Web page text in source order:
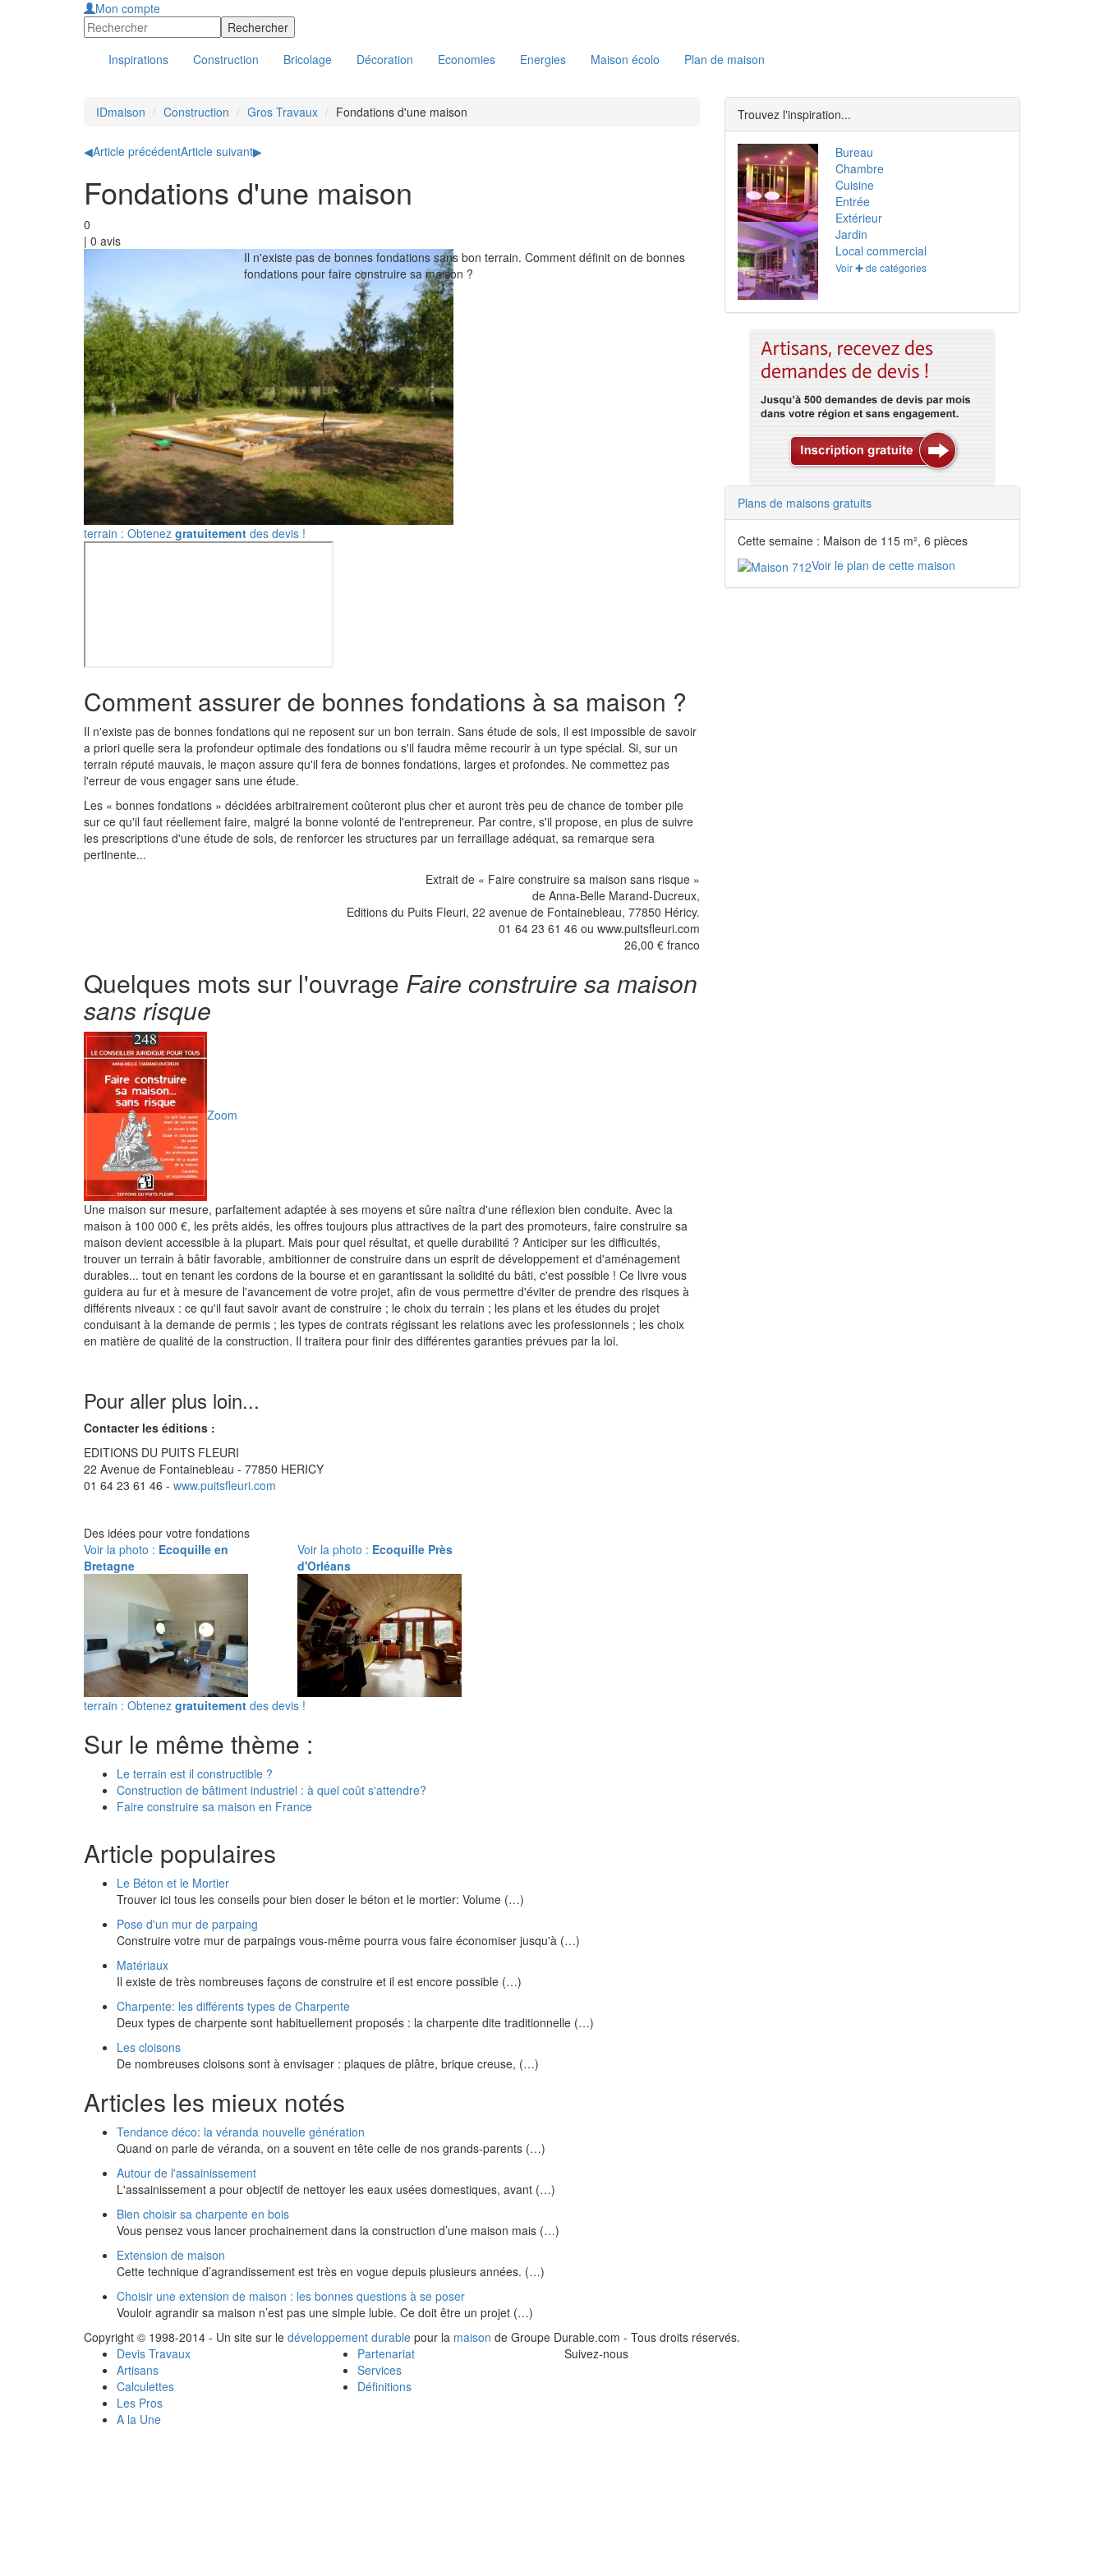
Mon compte
Inspirations Construction Bricolage Décoration Economies Energies Maison écolo Plan de maison
IDmaison Construction Gros Travaux Fondations d'une maison
◀Article précédentArticle suivant▶
Fondations d'une maison
0
| 0 avis
Il n'existe pas de bonnes fondations sans bon terrain. Comment définit on de bonnes
fondations pour faire construire sa maison ?
terrain : Obtenez gratuitement des devis !
Comment assurer de bonnes fondations à sa maison ?
Il n'existe pas de bonnes fondations qui ne reposent sur un bon terrain. Sans étude de sols, il est impossible de savoir
a priori quelle sera la profondeur optimale des fondations ou s'il faudra même recourir à un type spécial. Si, sur un
terrain réputé mauvais, le maçon assure qu'il fera de bonnes fondations, larges et profondes. Ne commettez pas
l'erreur de vous engager sans une étude.
Les « bonnes fondations » décidées arbitrairement coûteront plus cher et auront très peu de chance de tomber pile
sur ce qu'il faut réellement faire, malgré la bonne volonté de l'entrepreneur. Par contre, s'il propose, en plus de suivre
les prescriptions d'une étude de sols, de renforcer les structures par un ferraillage adéquat, sa remarque sera
pertinente...
Extrait de « Faire construire sa maison sans risque »
de Anna-Belle Marand-Ducreux,
Editions du Puits Fleuri, 22 avenue de Fontainebleau, 77850 Héricy.
01 64 23 61 46 ou www.puitsfleuri.com
26,00 € franco
Quelques mots sur l'ouvrage Faire construire sa maison
sans risque
Zoom
Une maison sur mesure, parfaitement adaptée à ses moyens et sûre naîtra d'une réflexion bien conduite. Avec la
maison à 100 000 €, les prêts aidés, les offres toujours plus attractives de la part des promoteurs, faire construire sa
maison devient accessible à la plupart. Mais pour quel résultat, et quelle durabilité ? Anticiper sur les difficultés,
trouver un terrain à bâtir favorable, ambitionner de construire dans un esprit de développement et d'aménagement
durables... tout en tenant les cordons de la bourse et en garantissant la solidité du bâti, c'est possible ! Ce livre vous
guidera au fur et à mesure de l'avancement de votre projet, afin de vous permettre d'éviter de prendre des risques à
différents niveaux : ce qu'il faut savoir avant de construire ; le choix du terrain ; les plans et les études du projet
conduisant à la demande de permis ; les types de contrats régissant les relations avec les professionnels ; les choix
en matière de qualité de la construction. Il traitera pour finir des différentes garanties prévues par la loi.
Pour aller plus loin...
Contacter les éditions :
EDITIONS DU PUITS FLEURI
22 Avenue de Fontainebleau - 77850 HERICY
01 64 23 61 46 - www.puitsfleuri.com
Des idées pour votre fondations
Voir la photo : Ecoquille en
Bretagne
Voir la photo : Ecoquille Près
d'Orléans
terrain : Obtenez gratuitement des devis !
Sur le même thème :
Le terrain est il constructible ?
Construction de bâtiment industriel : à quel coût s'attendre?
Faire construire sa maison en France
Article populaires
Le Béton et le Mortier
Trouver ici tous les conseils pour bien doser le béton et le mortier: Volume (…)
Pose d'un mur de parpaing
Construire votre mur de parpaings vous-même pourra vous faire économiser jusqu'à (…)
Matériaux
Il existe de très nombreuses façons de construire et il est encore possible (…)
Charpente: les différents types de Charpente
Deux types de charpente sont habituellement proposés : la charpente dite traditionnelle (…)
Les cloisons
De nombreuses cloisons sont à envisager : plaques de plâtre, brique creuse, (…)
Articles les mieux notés
Tendance déco: la véranda nouvelle génération
Quand on parle de véranda, on a souvent en tête celle de nos grands-parents (…)
Autour de l'assainissement
L'assainissement a pour objectif de nettoyer les eaux usées domestiques, avant (…)
Bien choisir sa charpente en bois
Vous pensez vous lancer prochainement dans la construction d’une maison mais (…)
Extension de maison
Cette technique d’agrandissement est très en vogue depuis plusieurs années. (…)
Choisir une extension de maison : les bonnes questions à se poser
Vouloir agrandir sa maison n’est pas une simple lubie. Ce doit être un projet (…)
Trouvez l'inspiration...
Bureau
Chambre
Cuisine
Entrée
Extérieur
Jardin
Local commercial
Voir ✚ de catégories
Plans de maisons gratuits
Cette semaine : Maison de 115 m², 6 pièces
Voir le plan de cette maison
Copyright © 1998-2014 - Un site sur le développement durable pour la maison de Groupe Durable.com - Tous droits réservés.
Devis Travaux
Artisans
Calculettes
Les Pros
A la Une
Partenariat
Services
Définitions
Suivez-nous